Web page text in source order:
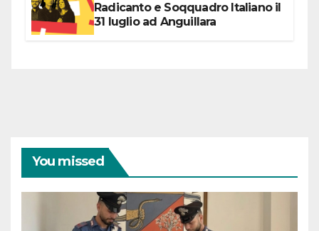
Radicanto e Soqquadro Italiano il
31 luglio ad Anguillara
You missed